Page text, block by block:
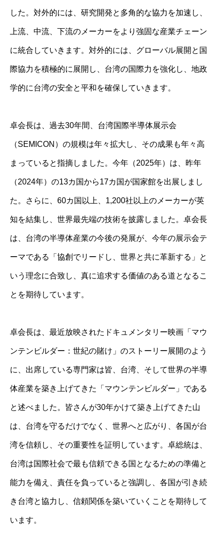
した。対外的には、研究開発と多角的な協力を加速し、
上流、中流、下流のメーカーをより強固な産業チェーン
に統合していきます。対外的には、グローバル展開と国
際協力を積極的に展開し、台湾の国際力を強化し、地政
学的に台湾の安全と平和を確保していきます。
卓会長は、過去30年間、台湾国際半導体展示会
（SEMICON）の規模は年々拡大し、その成果も年々高
まっていると指摘しました。今年（2025年）は、昨年
（2024年）の13カ国から17カ国が国家館を出展しまし
た。さらに、60カ国以上、1,200社以上のメーカーが英
知を結集し、世界最先端の技術を披露しました。卓会長
は、台湾の半導体産業の今後の発展が、今年の展示会テ
ーマである「協創でリードし、世界と共に革新する」と
いう理念に合致し、真に追求する価値のある道となるこ
とを期待しています。
卓会長は、最近放映されたドキュメンタリー映画「マウ
ンテンビルダー：世紀の賭け」のストーリー展開のよう
に、出席している専門家は皆、台湾、そして世界の半導
体産業を築き上げてきた「マウンテンビルダー」である
と述べました。皆さんが30年かけて築き上げてきた山
は、台湾を守るだけでなく、世界へと広がり、各国が台
湾を信頼し、その重要性を証明しています。卓総統は、
台湾は国際社会で最も信頼できる国となるための準備と
能力を備え、責任を負っていると強調し、各国が引き続
き台湾と協力し、信頼関係を築いていくことを期待して
います。